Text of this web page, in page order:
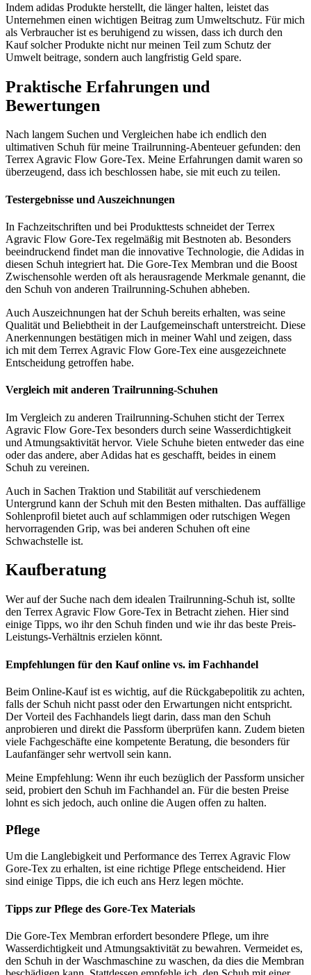
Indem adidas Produkte herstellt, die länger halten, leistet das
Unternehmen einen wichtigen Beitrag zum Umweltschutz. Für mich
als Verbraucher ist es beruhigend zu wissen, dass ich durch den
Kauf solcher Produkte nicht nur meinen Teil zum Schutz der
Umwelt beitrage, sondern auch langfristig Geld spare.
Praktische Erfahrungen und
Bewertungen
Nach langem Suchen und Vergleichen habe ich endlich den
ultimativen Schuh für meine Trailrunning-Abenteuer gefunden: den
Terrex Agravic Flow Gore-Tex. Meine Erfahrungen damit waren so
überzeugend, dass ich beschlossen habe, sie mit euch zu teilen.
Testergebnisse und Auszeichnungen
In Fachzeitschriften und bei Produkttests schneidet der Terrex
Agravic Flow Gore-Tex regelmäßig mit Bestnoten ab. Besonders
beeindruckend findet man die innovative Technologie, die Adidas in
diesen Schuh integriert hat. Die Gore-Tex Membran und die Boost
Zwischensohle werden oft als herausragende Merkmale genannt, die
den Schuh von anderen Trailrunning-Schuhen abheben.
Auch Auszeichnungen hat der Schuh bereits erhalten, was seine
Qualität und Beliebtheit in der Laufgemeinschaft unterstreicht. Diese
Anerkennungen bestätigen mich in meiner Wahl und zeigen, dass
ich mit dem Terrex Agravic Flow Gore-Tex eine ausgezeichnete
Entscheidung getroffen habe.
Vergleich mit anderen Trailrunning-Schuhen
Im Vergleich zu anderen Trailrunning-Schuhen sticht der Terrex
Agravic Flow Gore-Tex besonders durch seine Wasserdichtigkeit
und Atmungsaktivität hervor. Viele Schuhe bieten entweder das eine
oder das andere, aber Adidas hat es geschafft, beides in einem
Schuh zu vereinen.
Auch in Sachen Traktion und Stabilität auf verschiedenem
Untergrund kann der Schuh mit den Besten mithalten. Das auffällige
Sohlenprofil bietet auch auf schlammigen oder rutschigen Wegen
hervorragenden Grip, was bei anderen Schuhen oft eine
Schwachstelle ist.
Kaufberatung
Wer auf der Suche nach dem idealen Trailrunning-Schuh ist, sollte
den Terrex Agravic Flow Gore-Tex in Betracht ziehen. Hier sind
einige Tipps, wo ihr den Schuh finden und wie ihr das beste Preis-
Leistungs-Verhältnis erzielen könnt.
Empfehlungen für den Kauf online vs. im Fachhandel
Beim Online-Kauf ist es wichtig, auf die Rückgabepolitik zu achten,
falls der Schuh nicht passt oder den Erwartungen nicht entspricht.
Der Vorteil des Fachhandels liegt darin, dass man den Schuh
anprobieren und direkt die Passform überprüfen kann. Zudem bieten
viele Fachgeschäfte eine kompetente Beratung, die besonders für
Laufanfänger sehr wertvoll sein kann.
Meine Empfehlung: Wenn ihr euch bezüglich der Passform unsicher
seid, probiert den Schuh im Fachhandel an. Für die besten Preise
lohnt es sich jedoch, auch online die Augen offen zu halten.
Pflege
Um die Langlebigkeit und Performance des Terrex Agravic Flow
Gore-Tex zu erhalten, ist eine richtige Pflege entscheidend. Hier
sind einige Tipps, die ich euch ans Herz legen möchte.
Tipps zur Pflege des Gore-Tex Materials
Die Gore-Tex Membran erfordert besondere Pflege, um ihre
Wasserdichtigkeit und Atmungsaktivität zu bewahren. Vermeidet es,
den Schuh in der Waschmaschine zu waschen, da dies die Membran